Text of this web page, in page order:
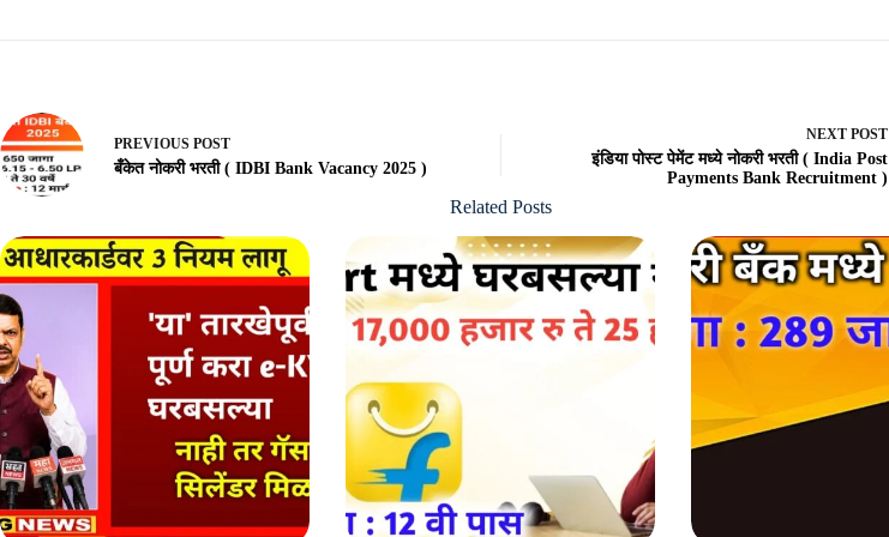
PREVIOUS POST
बँकेत नोकरी भरती ( IDBI Bank Vacancy 2025 )
NEXT POST
इंडिया पोस्ट पेमेंट मध्ये नोकरी भरती ( India Post
Payments Bank Recruitment )
Related Posts